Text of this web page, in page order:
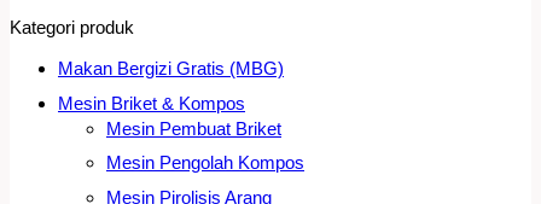
Kategori produk
Makan Bergizi Gratis (MBG)
Mesin Briket & Kompos
Mesin Pembuat Briket
Mesin Pengolah Kompos
Mesin Pirolisis Arang